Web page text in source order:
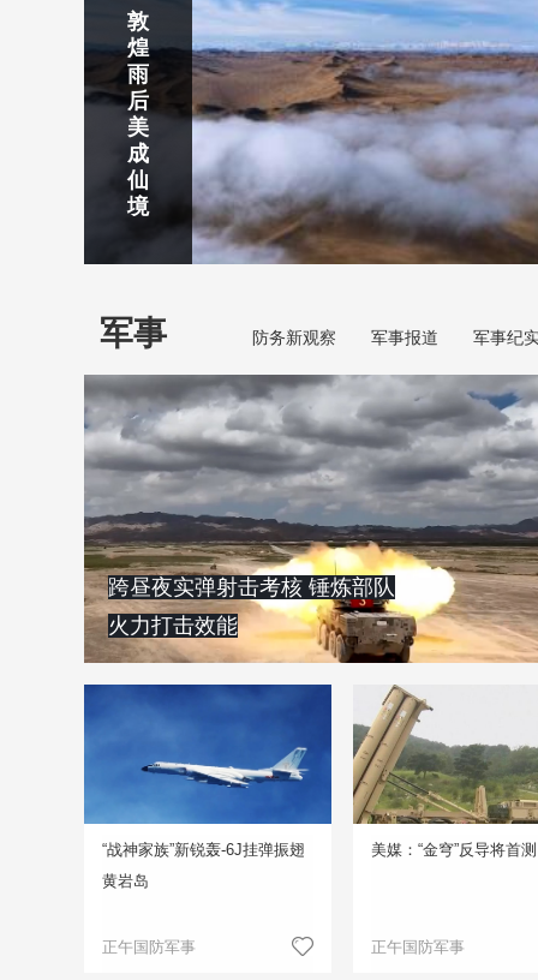
静赏京娘湖
京娘湖位于邯郸武安市口上村北，常年平均气温19摄氏度，夏
温26摄氏度，是避暑休闲佳地。
吉
林
市
北
山
公
园
云
探
古
北
水
镇
南
京
玄
武
湖
景
区
焦
作
红
石
峡
秦
皇
岛
金
梦
海
湾
剑
川
下
梅
岭
瀑
布
烟
雨
齐
云
山
敦
煌
雨
后
美
成
仙
境
军事 防务新观察 军事报道 军事纪
跨昼夜实弹射击考核 锤炼部队
火力打击效能
“战神家族”新锐轰-6J挂弹振翅
黄岩岛
正午国防军事
美媒：“金穹”反导将首测
正午国防军事